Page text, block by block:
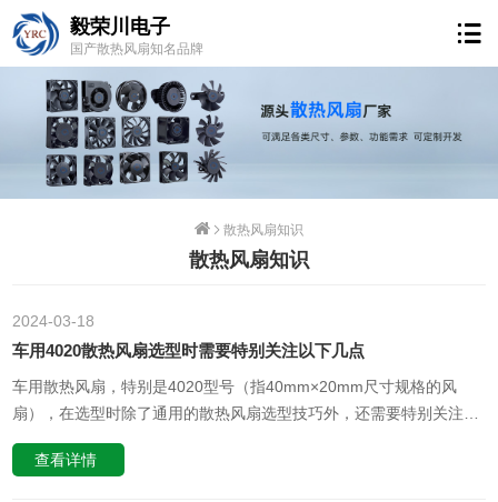
毅荣川电子
国产散热风扇知名品牌
散热风扇知识
散热风扇知识
18
2024-03
车用4020散热风扇选型时需要特别关注以下几点
车用散热风扇，特别是4020型号（指40mm×20mm尺寸规格的风
扇），在选型时除了通用的散热风扇选型技巧外，还需要特别关注以
下几点：1. **工作环境条件**： 车用散热风扇要承受汽车行驶中的震
动、温度变化大、湿度高等复杂环境，因此需要选择具有较高防护等
查看详情